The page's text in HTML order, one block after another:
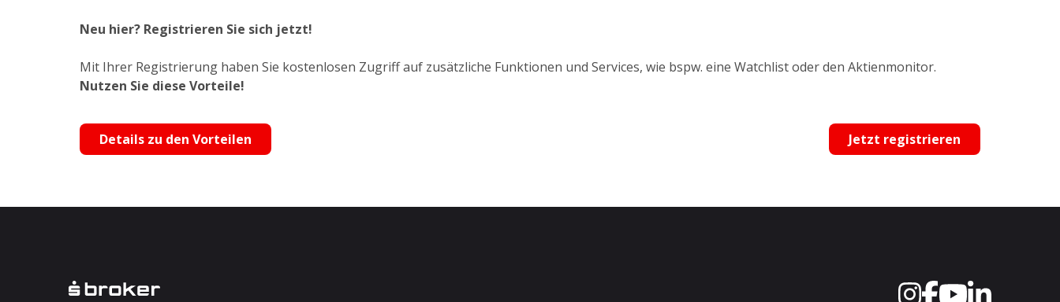
Neu hier? Registrieren Sie sich jetzt!
Mit Ihrer Registrierung haben Sie kostenlosen Zugriff auf zusätzliche Funktionen und Services, wie bspw. eine Watchlist oder den Aktienmonitor.
Nutzen Sie diese Vorteile!
Details zu den Vorteilen Jetzt registrieren